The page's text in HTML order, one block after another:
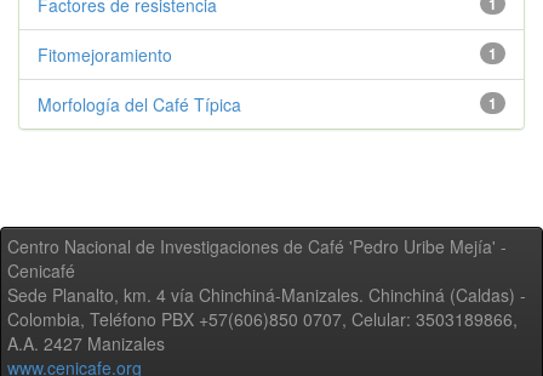
Factores de resistencia
1
Fitomejoramiento
1
Morfología del Café Típica
Centro Nacional de Investigaciones de Café 'Pedro Uribe Mejía' -
Cenicafé
Sede Planalto, km. 4 vía Chinchiná-Manizales. Chinchiná (Caldas) -
Colombia, Teléfono PBX +57(606)850 0707, Celular: 3503189866,
A.A. 2427 Manizales
www.cenicafe.org